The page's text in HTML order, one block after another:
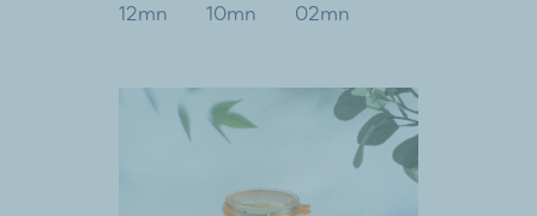
12mn 10mn 02mn